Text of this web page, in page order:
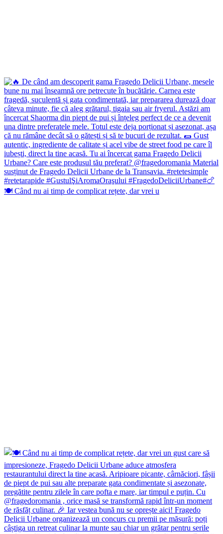
🍽️ Când nu ai timp de complicat rețete, dar vrei u